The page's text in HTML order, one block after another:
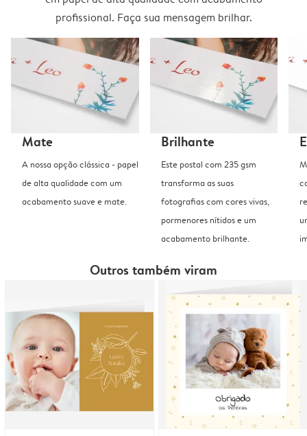
profissional. Faça sua mensagem brilhar.
Mate
A nossa opção clássica - papel
de alta qualidade com um
acabamento suave e mate.
Brilhante
Este postal com 235 gsm
transforma as suas
fotografias com cores vivas,
pormenores nítidos e um
acabamento brilhante.
Outros também viram